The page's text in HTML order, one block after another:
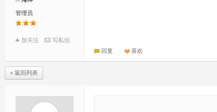
管理员
加关注 写私信
回复 喜欢
« 返回列表